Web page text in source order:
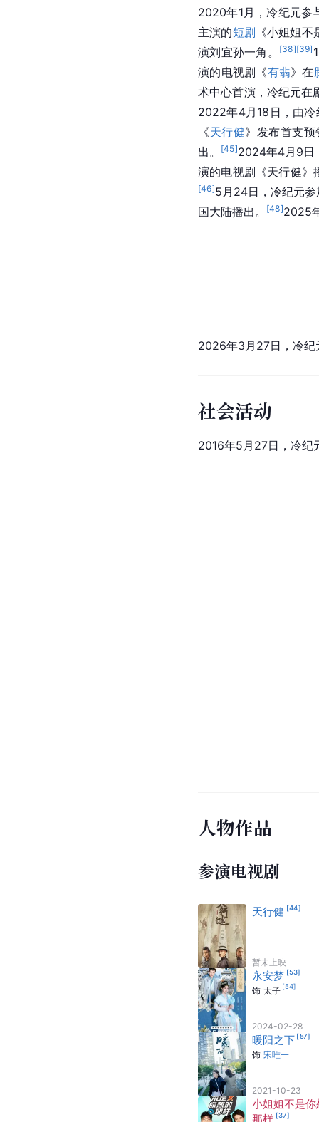
2020年1月，冷纪元参
主演的短剧 《小姐姐
演刘宜孙一角。
[38][39]
演的电视剧《有翡》在
术中心首演，冷纪元在
2022年4月18日，由冷
《天行健》发布首支预
出。
[45]2024年4月9日
演的电视剧《天行健》
[46]5月24日，冷纪元
国大陆播出。
[48]2025
2026年3月27日，冷纪
社会活动
2016年5月27日，冷纪
人物作品
参演电视剧
天行健 [44]
暂未上映
永安梦 [53]
饰 太子 [54]
2024-02-28
暖阳之下 [57]
饰 宋唯一
2021-10-23
小姐姐不是你
那样 [37]